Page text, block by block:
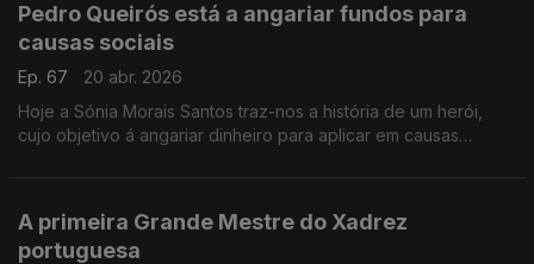
Pedro Queirós está a angariar fundos para
causas sociais
Ep. 67
20 abr. 2026
Hoje a Sónia Morais Santos traz-nos a história de um herói,
cujo objetivo á angariar dinheiro para aplicar em causas
A primeira Grande Mestre do Xadrez
portuguesa